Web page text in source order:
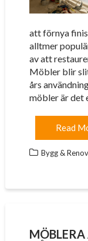
att förnya
alltmer
av att
Möbler blir
års
möbler är det
Read
Bygg &
MÖBLERA